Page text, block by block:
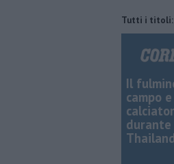
Tutti i titoli:
Pisa Beach Soccer,
Il
campo